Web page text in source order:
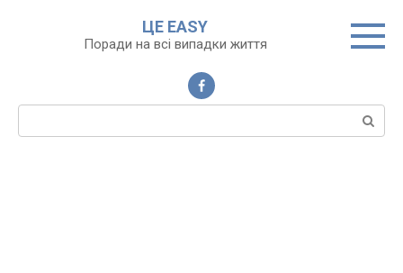
ЦЕ EASY
Поради на всі випадки життя
Пошук: